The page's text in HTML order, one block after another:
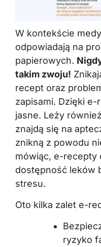
W kontekście
odpowiadają na
papierowych.
takim zwoju!
recept oraz
zapisami. Dzięki
jasne. Leży
znajdą się na
znikną z powodu
mówiąc, e-recepty
dostępność leków
stresu.
Oto kilka zalet e-
ryzyko